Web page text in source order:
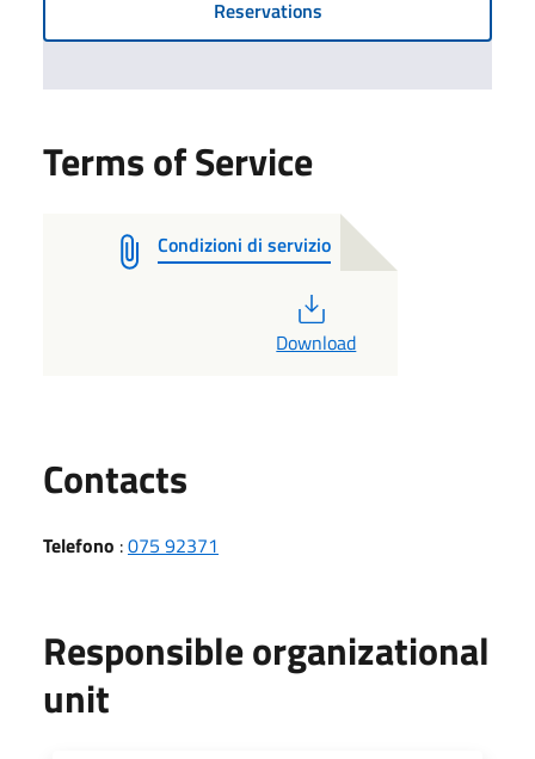
Reservations
Terms of Service
Condizioni di servizio
Download
Contacts
Telefono :075 92371
Responsible organizational
unit